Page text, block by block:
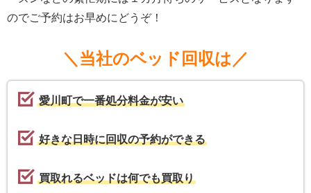
のでご予約はお早めにどうぞ！
＼当社のベッド回収は／
愛川町で一番処分料金が安い
好きな日時に回収の予約ができる
買取れるベッドは何でも買取り